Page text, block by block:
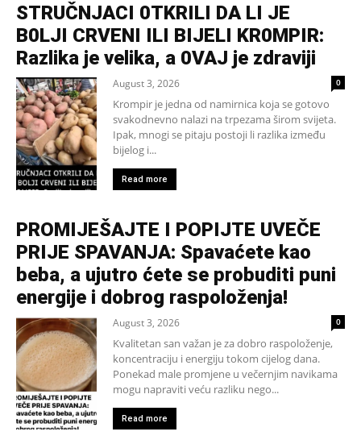
STRUČNJACI 0TKRILI DA LI JE
B0LJI CRVENI ILI BIJELI KR0MPIR:
Razlika je velika, a 0VAJ je zdraviji
August 3, 2026 0
Krompir je jedna od namirnica koja se gotovo
svakodnevno nalazi na trpezama širom svijeta.
Ipak, mnogi se pitaju postoji li razlika između
bijelog i...
Read more
PROMIJEŠAJTE I POPIJTE UVEČE
PRIJE SPAVANJA: Spavaćete kao
beba, a ujutro ćete se probuditi puni
energije i dobrog raspoloženja!
August 3, 2026 0
Kvalitetan san važan je za dobro raspoloženje,
koncentraciju i energiju tokom cijelog dana.
Ponekad male promjene u večernjim navikama
mogu napraviti veću razliku nego...
Read more